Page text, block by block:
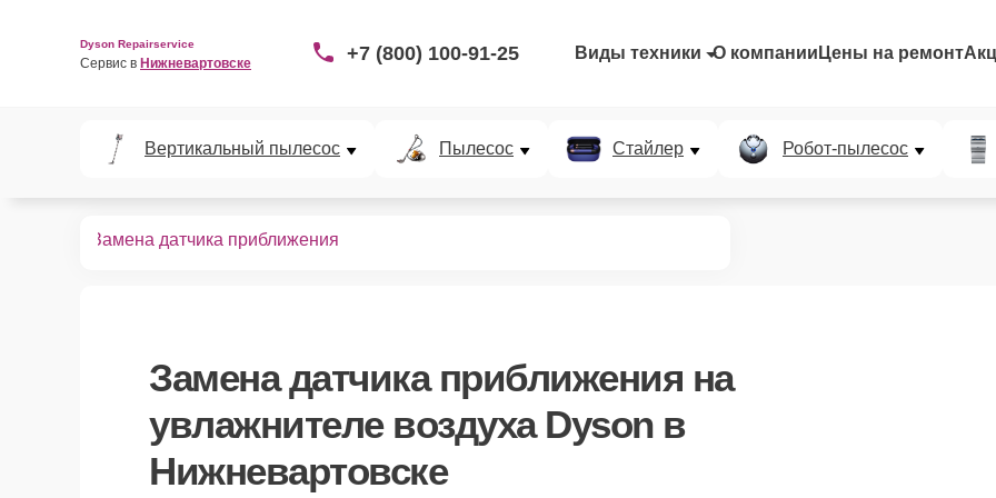
Dyson Repairservice
Сервис в Нижневартовске +7 (800) 100-91-25 Виды техники О компании Цены на ремонт
Вертикальный пылесос Пылесос Стайлер Робот-пылесос
Замена датчика приближения
Замена датчика приближения на
увлажнителе воздуха Dyson в
Нижневартовске